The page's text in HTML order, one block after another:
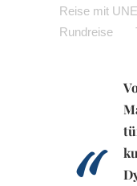
Reise mit
Rundreise